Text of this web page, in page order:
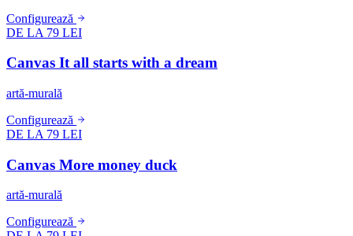
Configurează
DE LA 79 LEI
Canvas It all starts with a dream
artă-murală
Configurează
DE LA 79 LEI
Canvas More money duck
artă-murală
Configurează